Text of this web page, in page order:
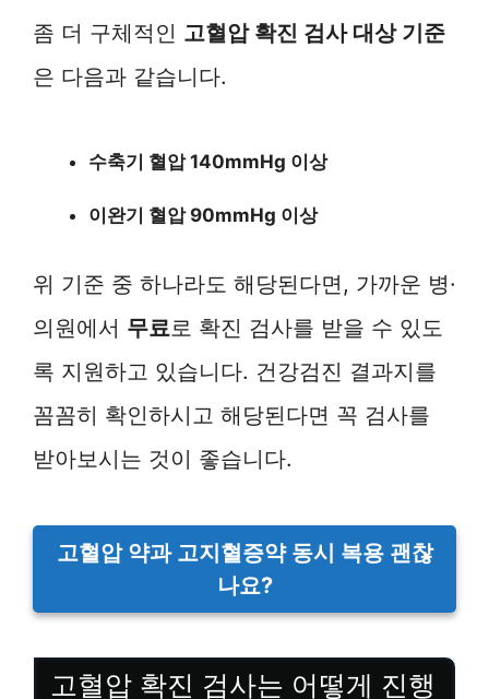
좀 더 구체적인 고혈압 확진 검사 대상 기준
은 다음과 같습니다.
수축기 혈압 140mmHg 이상
이완기 혈압 90mmHg 이상
위 기준 중 하나라도 해당된다면, 가까운 병·
의원에서 무료로 확진 검사를 받을 수 있도
록 지원하고 있습니다. 건강검진 결과지를
꼼꼼히 확인하시고 해당된다면 꼭 검사를
받아보시는 것이 좋습니다.
고혈압 약과 고지혈증약 동시 복용 괜찮
나요?
고혈압 확진 검사는 어떻게 진행